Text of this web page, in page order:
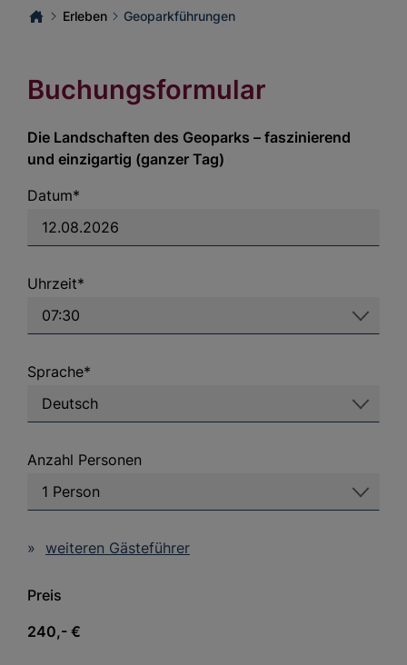
Geoparkführungen
Erleben
Buchungsformular
Die Landschaften des Geoparks – faszinierend
und einzigartig (ganzer Tag)
Datum*
Uhrzeit*
Sprache*
Anzahl Personen
weiteren Gästeführer
Preis
240,- €